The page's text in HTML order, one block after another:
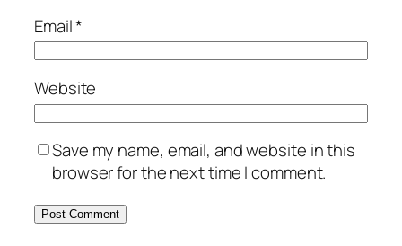
Email*
Website
Save my name, email, and website in this
browser for the next time I comment.